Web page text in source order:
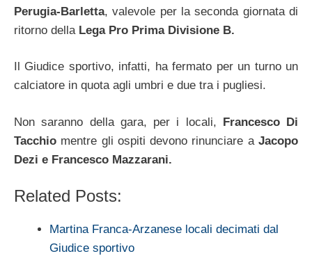
Perugia-Barletta, valevole per la seconda giornata di
ritorno della Lega Pro Prima Divisione B.
Il Giudice sportivo, infatti, ha fermato per un turno un
calciatore in quota agli umbri e due tra i pugliesi.
Non saranno della gara, per i locali, Francesco Di
Tacchio mentre gli ospiti devono rinunciare a Jacopo
Dezi e Francesco Mazzarani.
Related Posts:
Martina Franca-Arzanese locali decimati dal
Giudice sportivo